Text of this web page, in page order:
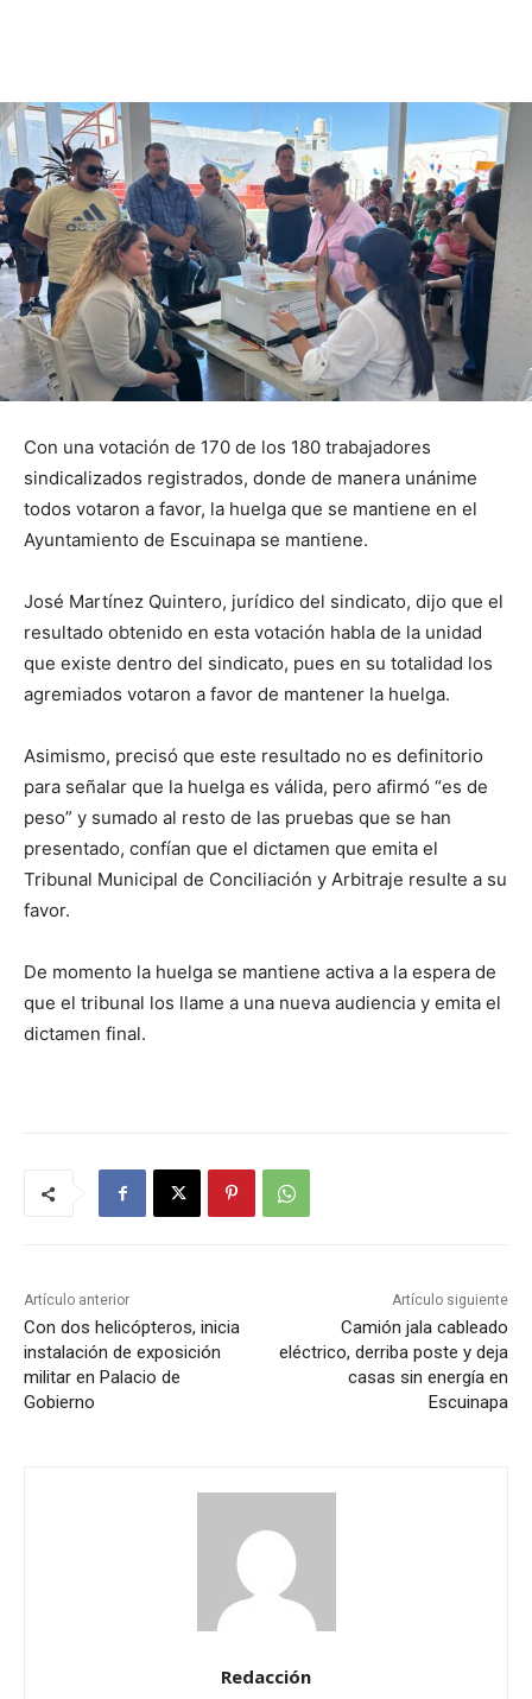
Con una votación de 170 de los 180 trabajadores
sindicalizados registrados, donde de manera unánime
todos votaron a favor, la huelga que se mantiene en el
Ayuntamiento de Escuinapa se mantiene.
José Martínez Quintero, jurídico del sindicato, dijo que el
resultado obtenido en esta votación habla de la unidad
que existe dentro del sindicato, pues en su totalidad los
agremiados votaron a favor de mantener la huelga.
Asimismo, precisó que este resultado no es definitorio
para señalar que la huelga es válida, pero afirmó “es de
peso” y sumado al resto de las pruebas que se han
presentado, confían que el dictamen que emita el
Tribunal Municipal de Conciliación y Arbitraje resulte a su
favor.
De momento la huelga se mantiene activa a la espera de
que el tribunal los llame a una nueva audiencia y emita el
dictamen final.
Artículo anterior
Con dos helicópteros, inicia
instalación de exposición
militar en Palacio de
Gobierno
Artículo siguiente
Camión jala cableado
eléctrico, derriba poste y deja
casas sin energía en
Escuinapa
Redacción